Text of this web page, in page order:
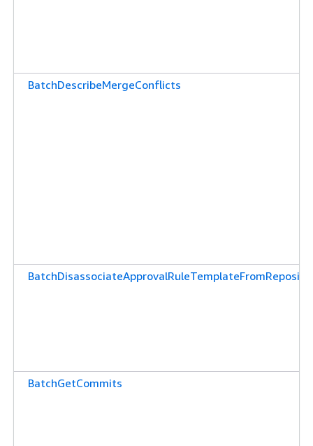
BatchDescribeMergeConflicts
BatchGetCommits